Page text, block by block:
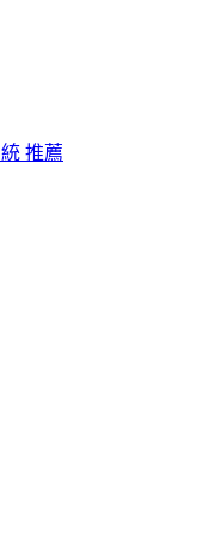
推薦